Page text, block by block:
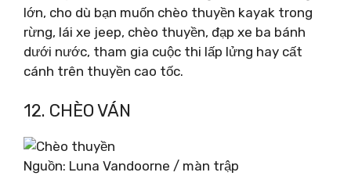
lớn, cho dù bạn muốn chèo thuyền kayak trong
rừng, lái xe jeep, chèo thuyền, đạp xe ba bánh
dưới nước, tham gia cuộc thi lấp lửng hay cất
cánh trên thuyền cao tốc.
12. CHÈO VÁN
Nguồn: Luna Vandoorne / màn trập